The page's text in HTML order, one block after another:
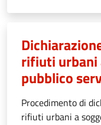
rifiuti urbani
pubblico
Procedimento di
rifiuti urbani a